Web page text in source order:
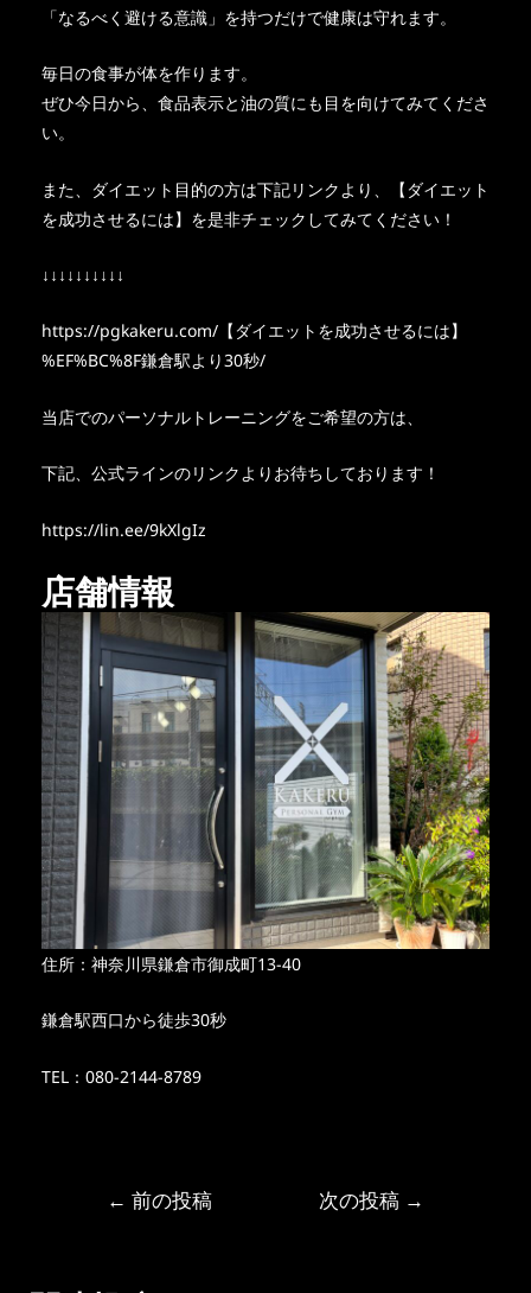
「なるべく避ける意識」を持つだけで健康は守れます。
毎日の食事が体を作ります。
ぜひ今日から、食品表示と油の質にも目を向けてみてくださ
い。
また、ダイエット目的の方は下記リンクより、【ダイエット
を成功させるには】を是非チェックしてみてください！
↓↓↓↓↓↓↓↓↓↓
https://pgkakeru.com/【ダイエットを成功させるには】
%EF%BC%8F鎌倉駅より30秒/
当店でのパーソナルトレーニングをご希望の方は、
下記、公式ラインのリンクよりお待ちしております！
https://lin.ee/9kXlgIz
店舗情報
住所：神奈川県鎌倉市御成町13-40
鎌倉駅西口から徒歩30秒
TEL：080-2144-8789
← 前の投稿 次の投稿 →